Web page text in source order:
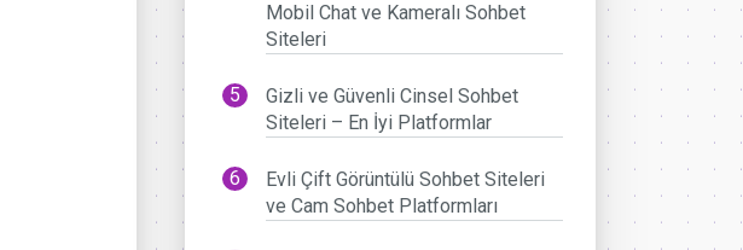
Mobil Chat ve Kameralı Sohbet
Siteleri
Gizli ve Güvenli Cinsel Sohbet
Siteleri – En İyi Platformlar
Evli Çift Görüntülü Sohbet Siteleri
ve Cam Sohbet Platformları